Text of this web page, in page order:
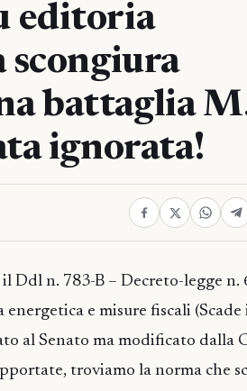
editoria
scongiura
battaglia
ignorata!
Ddl n. 783-B – Decreto-legge n.
e misure fiscali (Scade
al Senato ma modificato dalla
troviamo la norma che